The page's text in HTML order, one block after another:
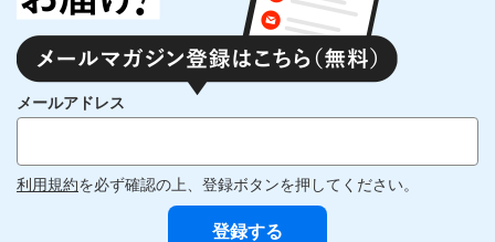
メールアドレス
利用規約を必ず確認の上、登録ボタンを押してください。